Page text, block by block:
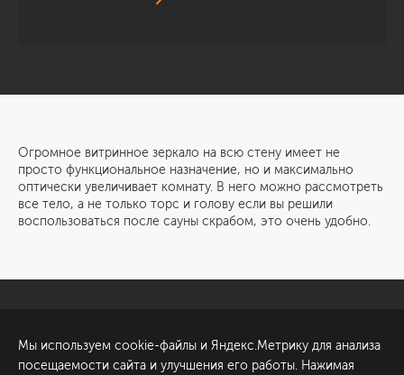
Огромное витринное зеркало на всю стену имеет не
просто функциональное назначение, но и максимально
оптически увеличивает комнату. В него можно рассмотреть
все тело, а не только торс и голову если вы решили
воспользоваться после сауны скрабом, это очень удобно.
Обсудить проект
ул. Академика Павлова, 6
Мы используем cookie-файлы и Яндекс.Метрику для анализа
посещаемости сайта и улучшения его работы. Нажимая